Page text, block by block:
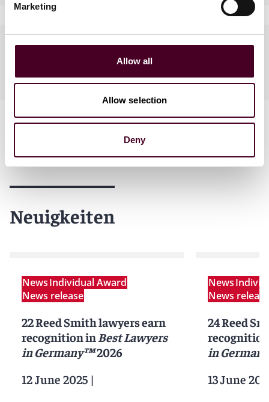
Marketing
Allow all
Allow selection
Deny
Sprachkenntnisse
Deutsch, Englisch, Französisch
Neuigkeiten
NewsIndividual Award
News release
22 Reed Smith lawyers earn
recognition in Best Lawyers
in Germany™2026
12 June 2025 |
News
News release
24 Reed
in Germany
13 June